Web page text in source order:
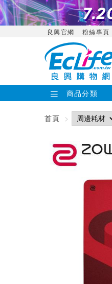
良興官網 粉絲專頁
商品分類
首頁